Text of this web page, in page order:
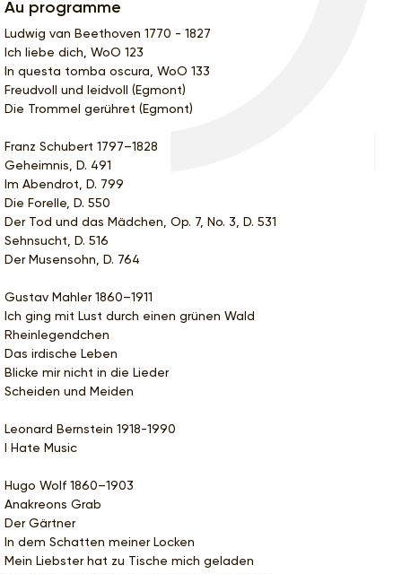
Au programme
Ludwig van Beethoven 1770 - 1827
Ich liebe dich, WoO 123
In questa tomba oscura, WoO 133
Freudvoll und leidvoll (Egmont)
Die Trommel gerühret (Egmont)
Franz Schubert 1797–1828
Geheimnis, D. 491
Im Abendrot, D. 799
Die Forelle, D. 550
Der Tod und das Mädchen, Op. 7, No. 3, D. 531
Sehnsucht, D. 516
Der Musensohn, D. 764
Gustav Mahler 1860–1911
Ich ging mit Lust durch einen grünen Wald
Rheinlegendchen
Das irdische Leben
Blicke mir nicht in die Lieder
Scheiden und Meiden
Leonard Bernstein 1918-1990
I Hate Music
Hugo Wolf 1860–1903
Anakreons Grab
Der Gärtner
In dem Schatten meiner Locken
Mein Liebster hat zu Tische mich geladen